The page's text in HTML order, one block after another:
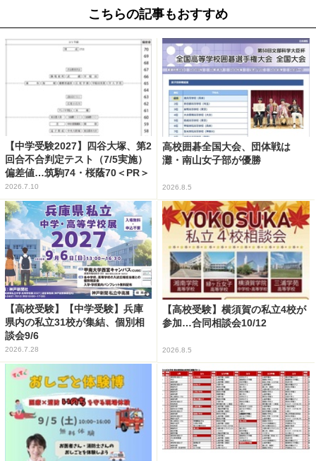
こちらの記事もおすすめ
【中学受験2027】四谷大塚、第2
回合不合判定テスト（7/5実施）
偏差値…筑駒74・桜蔭70＜PR＞
2026.7.10
高校囲碁全国大会、団体戦は
灘・南山女子部が優勝
2026.8.5
【高校受験】【中学受験】兵庫
県内の私立31校が集結、個別相
談会9/6
2026.7.28
【高校受験】横須賀の私立4校が
参加…合同相談会10/12
2026.8.5